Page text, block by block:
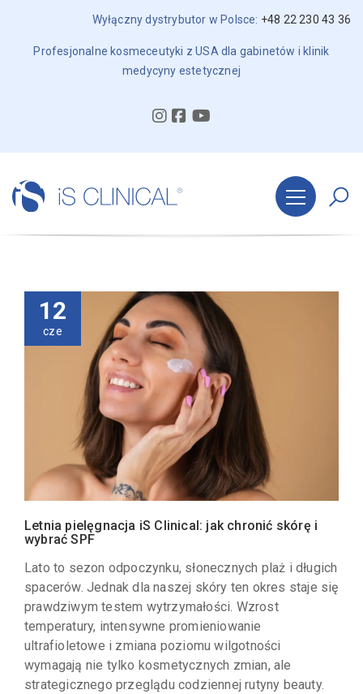
Wyłączny dystrybutor w Polsce: +48 22 230 43 36
Profesjonalne kosmeceutyki z USA dla gabinetów i klinik
medycyny estetycznej
12
cze
Letnia pielęgnacja iS Clinical: jak chronić skórę i
wybrać SPF
Lato to sezon odpoczynku, słonecznych plaż i długich
spacerów. Jednak dla naszej skóry ten okres staje się
prawdziwym testem wytrzymałości. Wzrost
temperatury, intensywne promieniowanie
ultrafioletowe i zmiana poziomu wilgotności
wymagają nie tylko kosmetycznych zmian, ale
strategicznego przeglądu codziennej rutyny beauty.